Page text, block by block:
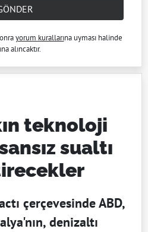
yorum kurallarına uyması halinde
alıncaktır.
teknoloji
sualtı
çerçevesinde ABD,
denizaltı